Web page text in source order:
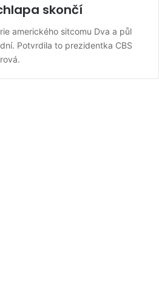
skončí
amerického sitcomu Dva a půl
Potvrdila to prezidentka CBS